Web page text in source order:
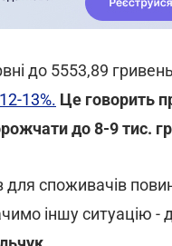
до 5553,89
13%. Це говорить
до 8-9 тис.
споживачів
іншу ситуацію -